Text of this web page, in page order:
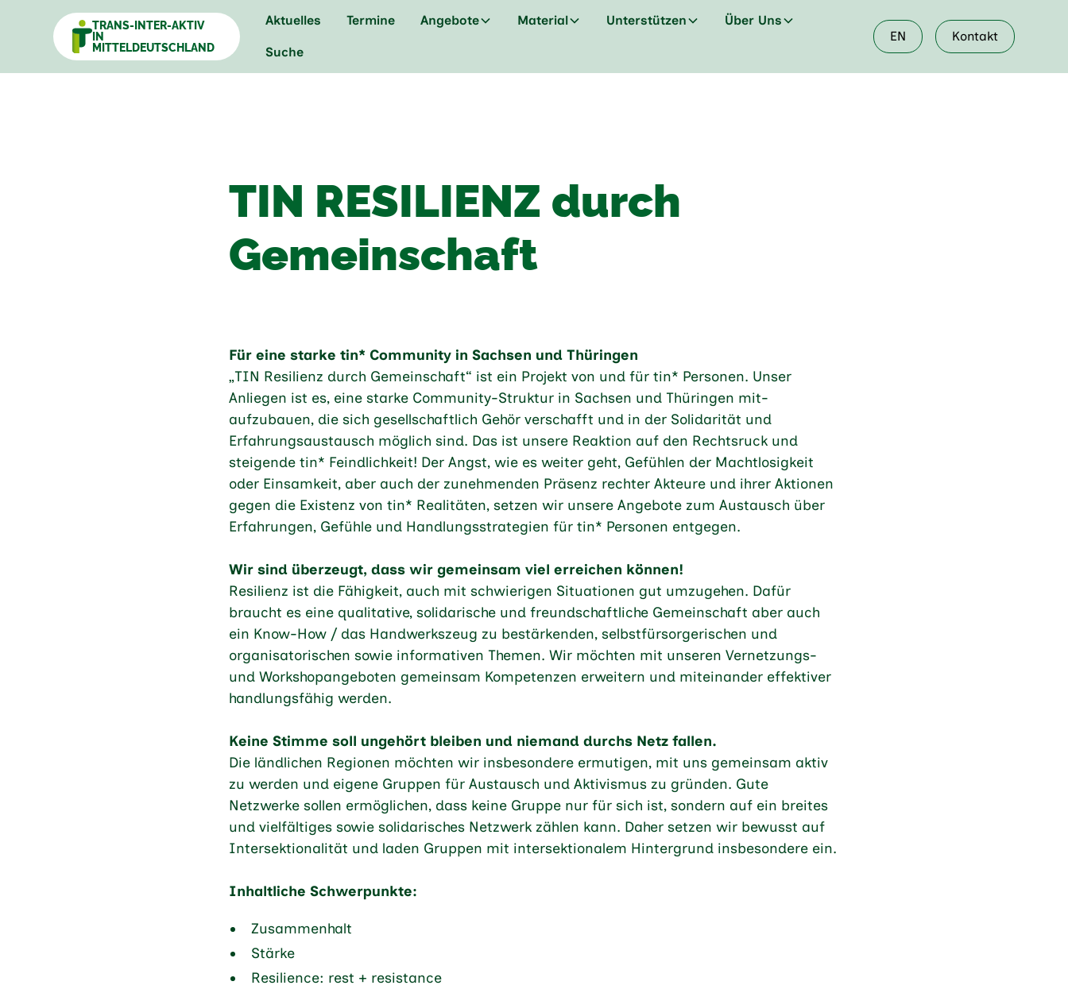
TRANS-INTER-AKTIV
IN
MITTELDEUTSCHLAND
Aktuelles Termine Angebote Material Unterstützen Über Uns
Suche
EN Kontakt
TIN RESILIENZ durch
Gemeinschaft
Für eine starke tin* Community in Sachsen und Thüringen
„TIN Resilienz durch Gemeinschaft“ ist ein Projekt von und für tin* Personen. Unser
Anliegen ist es, eine starke Community-Struktur in Sachsen und Thüringen mit-
aufzubauen, die sich gesellschaftlich Gehör verschafft und in der Solidarität und
Erfahrungsaustausch möglich sind. Das ist unsere Reaktion auf den Rechtsruck und
steigende tin* Feindlichkeit! Der Angst, wie es weiter geht, Gefühlen der Machtlosigkeit
oder Einsamkeit, aber auch der zunehmenden Präsenz rechter Akteure und ihrer Aktionen
gegen die Existenz von tin* Realitäten, setzen wir unsere Angebote zum Austausch über
Erfahrungen, Gefühle und Handlungsstrategien für tin* Personen entgegen.
Wir sind überzeugt, dass wir gemeinsam viel erreichen können!
Resilienz ist die Fähigkeit, auch mit schwierigen Situationen gut umzugehen. Dafür
braucht es eine qualitative, solidarische und freundschaftliche Gemeinschaft aber auch
ein Know-How / das Handwerkszeug zu bestärkenden, selbstfürsorgerischen und
organisatorischen sowie informativen Themen. Wir möchten mit unseren Vernetzungs-
und Workshopangeboten gemeinsam Kompetenzen erweitern und miteinander effektiver
handlungsfähig werden.
Keine Stimme soll ungehört bleiben und niemand durchs Netz fallen.
Die ländlichen Regionen möchten wir insbesondere ermutigen, mit uns gemeinsam aktiv
zu werden und eigene Gruppen für Austausch und Aktivismus zu gründen. Gute
Netzwerke sollen ermöglichen, dass keine Gruppe nur für sich ist, sondern auf ein breites
und vielfältiges sowie solidarisches Netzwerk zählen kann. Daher setzen wir bewusst auf
Intersektionalität und laden Gruppen mit intersektionalem Hintergrund insbesondere ein.
Inhaltliche Schwerpunkte:
Zusammenhalt
Stärke
Resilience: rest + resistance